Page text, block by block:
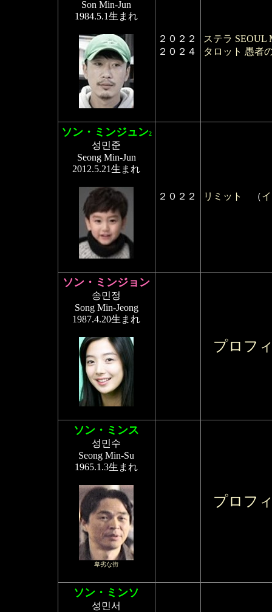
Son Min-Jun
1984.5.1生まれ
２０２２
２０２４
ステラ SEOUL
タロット 愚者
ソン・ミンジュン2
성민준
Seong Min-Jun
2012.5.21生まれ
２０２２ リミット （
ソン・ミンジョン
송민정
Song Min-Jeong
1987.4.20生まれ
プロフ
ソン・ミンス
성민수
Seong Min-Su
1965.1.3生まれ
卑劣な街
プロフ
ソン・ミンソ
성민서